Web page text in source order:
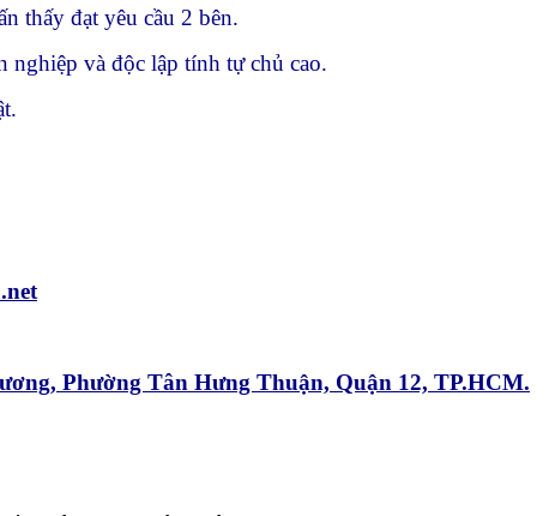
thấy đạt yêu cầu 2 bên.
và độc lập tính tự chủ cao.
Phường Tân Hưng Thuận, Quận 12, TP.HCM.